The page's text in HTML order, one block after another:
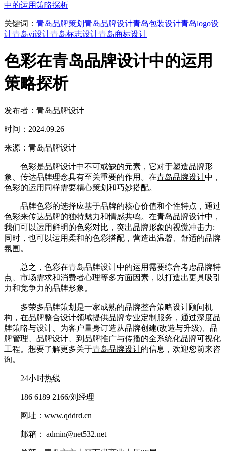
中的运用策略探析
关键词： 青岛品牌策划 青岛品牌设计青岛包装设计青岛logo设
计青岛vi设计青岛标志设计青岛商标设计
色彩在青岛品牌设计中的运用
策略探析
发布者：青岛品牌设计
时间：2024.09.26
来源：青岛品牌设计
色彩是品牌设计中不可或缺的元素，它对于塑造品牌形
象、传达品牌理念具有至关重要的作用。在青岛品牌设计中，
色彩的运用同样需要精心策划和巧妙搭配。
品牌色彩的选择应基于品牌的核心价值和个性特点，通过
色彩来传达品牌的独特魅力和情感共鸣。在青岛品牌设计中，
我们可以运用鲜明的色彩对比，突出品牌形象的视觉冲击力;
同时，也可以运用柔和的色彩搭配，营造出温馨、舒适的品牌
氛围。
总之，色彩在青岛品牌设计中的运用需要综合考虑品牌特
点、市场需求和消费者心理等多方面因素，以打造出更具吸引
力和竞争力的品牌形象。
多荣多品牌策划是一家成熟的品牌整合策略设计顾问机
构，在品牌整合设计领域提供品牌专业定制服务，通过深度品
牌策略与设计、为客户量身订造从品牌创建(改造与升级)、品
牌管理、品牌设计、到品牌推广与传播的全系统化品牌可视化
工程。想要了解更多关于青岛品牌设计的信息，欢迎您前来咨
询。
24小时热线
186 6189 2166/刘经理
网址：www.qddrd.cn
邮箱： admin@net532.net